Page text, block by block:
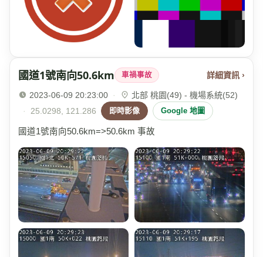
國道1號南向50.6km 車禍事故 詳細資訊 ›
2023-06-09 20:23:00 ·
北部 桃園(49) - 機場系統(52)
·
25.0298, 121.286 即時影像 Google 地圖
國道1號南向50.6km=>50.6km 事故